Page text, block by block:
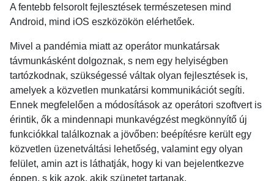
A fentebb felsorolt fejlesztések természetesen mind
Android, mind iOS eszközökön elérhetőek.
Mivel a pandémia miatt az operátor munkatársak
távmunkásként dolgoznak, s nem egy helyiségben
tartózkodnak, szükségessé váltak olyan fejlesztések is,
amelyek a közvetlen munkatársi kommunikációt segíti.
Ennek megfelelően a módosítások az operátori szoftvert is
érintik, ők a mindennapi munkavégzést megkönnyítő új
funkciókkal találkoznak a jövőben: beépítésre került egy
közvetlen üzenetváltási lehetőség, valamint egy olyan
felület, amin azt is láthatják, hogy ki van bejelentkezve
éppen, s kik azok, akik szünetet tartanak.